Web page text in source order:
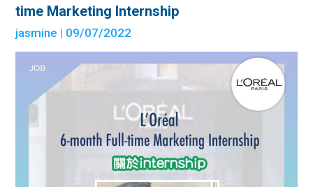
學生
貸款
貸款
計算
機
學生
資訊
Blog
大專
生筍
常見
問題
學生
time Marketing Internship
jasmine | 09/07/2022